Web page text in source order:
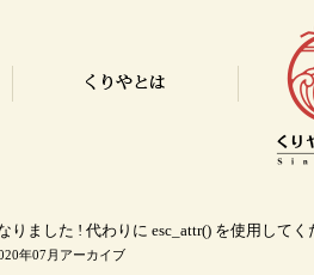
りました ! 代わりに esc_attr() を使用して
年07月アーカイブ